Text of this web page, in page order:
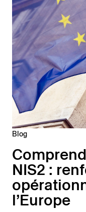
Blog
NIS2 :
l’Europe